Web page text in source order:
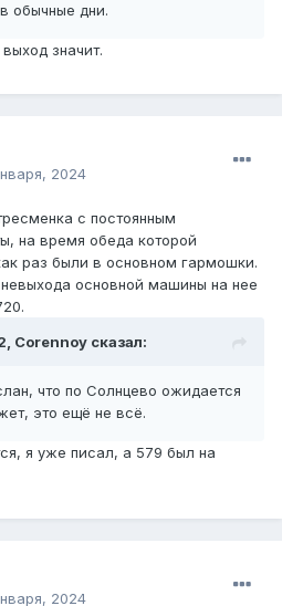
обычные дни.
значит.
2024
с постоянным
на время обеда которой
раз были в основном гармошки.
основной машины на нее
Corennoy сказал:
что по Солнцево ожидается
это ещё не всё.
я уже писал, а 579 был на
2024